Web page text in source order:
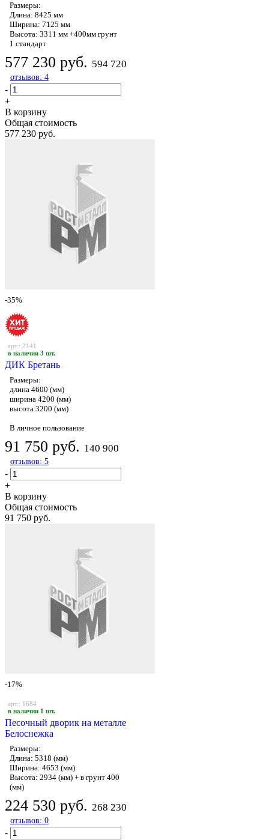
Размеры:
Длина: 8425 мм
Ширина: 7125 мм
Высота: 3311 мм +400мм грунт
1 стандарт
577 230 руб. 594 720
отзывов: 4
-
+
В корзину
Общая стоимость
577 230 руб.
-35%
в наличии 3 шт.
арт.: 2141
ДИК Бретань
Размеры:
длина 4600 (мм)
ширина 4200 (мм)
высота 3200 (мм)
В личное пользование
91 750 руб. 140 900
отзывов: 5
-
+
В корзину
Общая стоимость
91 750 руб.
-17%
в наличии 1 шт.
арт.: 1684
Песочный дворик на металле
Белоснежка
Размеры:
Длина: 5318 (мм)
Ширина: 4653 (мм)
Высота: 2934 (мм) + в грунт 400
(мм)
224 530 руб. 268 230
отзывов: 0
-